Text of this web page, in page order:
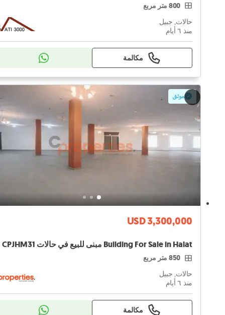
800 متر مربع
حالات, جبيل
منذ ٦ أيام
مكالمة
موثق
USD 3,300,000
Building For Sale in Halat مبنى للبيع في حالات CPJHM31
850 متر مربع
حالات, جبيل
منذ ٦ أيام
مكالمة